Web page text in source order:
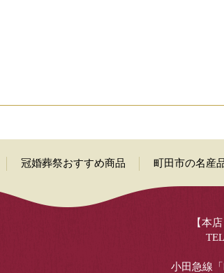
冠婚葬祭おすすめ商品 町田市の名産
【本
小田急線